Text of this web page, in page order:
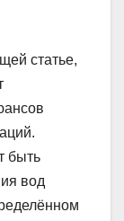
статье,
быть
вод